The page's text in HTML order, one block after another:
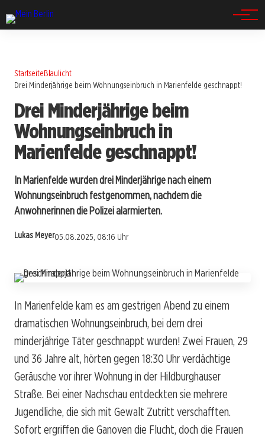
StartseiteBlaulicht
Drei Minderjährige beim Wohnungseinbruch in Marienfelde geschnappt!
Drei Minderjährige beim
Wohnungseinbruch in
Marienfelde geschnappt!
In Marienfelde wurden drei Minderjährige nach einem
Wohnungseinbruch festgenommen, nachdem die
Anwohnerinnen die Polizei alarmierten.
Lukas Meyer05.08.2025, 08:16 Uhr
In Marienfelde kam es am gestrigen Abend zu einem
dramatischen Wohnungseinbruch, bei dem drei
minderjährige Täter geschnappt wurden! Zwei Frauen, 29
und 36 Jahre alt, hörten gegen 18:30 Uhr verdächtige
Geräusche vor ihrer Wohnung in der Hildburghauser
Straße. Bei einer Nachschau entdeckten sie mehrere
Jugendliche, die sich mit Gewalt Zutritt verschafften.
Sofort ergriffen die Ganoven die Flucht, doch die Frauen